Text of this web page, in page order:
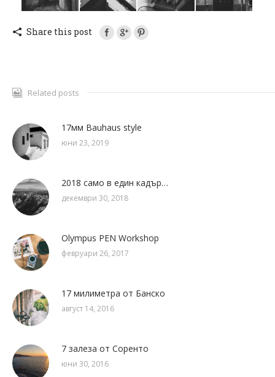
Share this post
Related posts
17мм Bauhaus style
юни 23, 2019
2018 само в един кадър…
декември 30, 2018
Olympus PEN Workshop
февруари 26, 2017
17 милиметра от Банско
август 14, 2016
7 залеза от Соренто
юни 30, 2016